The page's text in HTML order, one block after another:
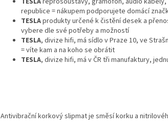
republice = nákupem podporujete domácí
TESLAprodukty určené k čistění desek a
vybere dle své potřeby a možností
TESLA, divize hifi, má sídlo v Praze 10, ve
= víte kam a na koho se obrátit
TESLA, divize hifi, má v ČR tři manufaktury,
Antivibrační korkový slipmat je směsí korku a